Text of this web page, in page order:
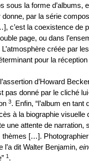
sous la forme d’albums,
par la série
c’est la coexistence de
page, ou dans
créée par
pour la
d’Howard
pas donné par le cliché
3. Enfin, “l’album en tant
à la biographie visuelle
une attente de narration,
thèmes […].
dit Walter Benjamin,
1 .